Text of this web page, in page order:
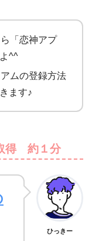
「恋神アプ
^^
ムの登録方法
ます♪
得 約１分
ひっきー